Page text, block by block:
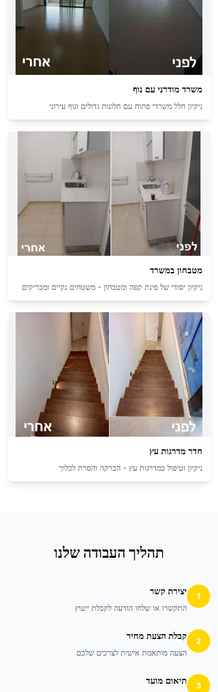
משרד מודרני עם נוף
ניקיון חלל משרדי פתוח עם חלונות גדולים ונוף עירוני
מטבחון במשרד
ניקיון יסודי של פינת קפה ומטבחון - משטחים נקיים ומבריקים
חדר מדרגות עץ
ניקיון וטיפול במדרגות עץ - הברקה והסרת לכלוך
תהליך העבודה שלנו
1 יצירת קשר
התקשרו או שלחו הודעה לקבלת ייעוץ
2 קבלת הצעת מחיר
הצעה מותאמת אישית לצרכים שלכם
3 תיאום מועד